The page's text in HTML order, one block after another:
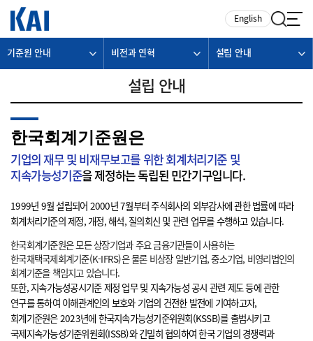
English
기준원 안내 비전과 연혁 설립 안내
설립 안내
한국회계기준원은
기업의 재무 및 비재무보고를 위한 회계처리기준 및
지속가능성기준을 제정하는 독립된 민간기구입니다.
1999년 9월 설립되어 2000년 7월부터 주식회사의 외부감사에 관한 법률에 따라
회계처리기준의 제정, 개정, 해석, 질의회신 및 관련 업무를 수행하고 있습니다.
한국회계기준원은 모든 상장기업과 주요 금융기관들이 사용하는
한국채택국제회계기준(K-IFRS)은 물론 비상장 일반기업, 중소기업, 비영리법인의
회계기준을 책임지고 있습니다.
또한, 지속가능성공시기준 제정 업무 및 지속가능성 공시 관련 제도 등에 관한
연구를 통하여 이해관계인의 보호와 기업의 건전한 발전에 기여하고자,
회계기준원은 2023년에 한국지속가능성기준위원회(KSSB)를 출범시키고
국제지속가능성기준위원회(ISSB)와 긴밀히 협의하여 한국 기업의 경쟁력과